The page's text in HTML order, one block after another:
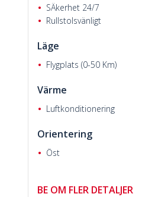
SÄkerhet 24/7
Rullstolsvänligt
Läge
Flygplats (0-50 Km)
Värme
Luftkonditionering
Orientering
Öst
Resol & Zeyneb C.
BE OM FLER DETALJER